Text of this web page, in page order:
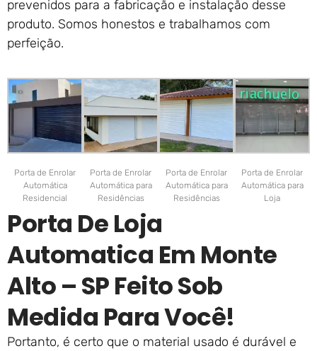
prevenidos para a fabricação e instalação desse
produto. Somos honestos e trabalhamos com
perfeição.
Porta de Enrolar
Automática
Residencial
Porta de Enrolar
Automática para
Residências
Porta de Enrolar
Automática para
Residências
Porta de Enrolar
Automática para
Loja
Porta De Loja
Automatica Em Monte
Alto – SP Feito Sob
Medida Para Você!
Portanto, é certo que o material usado é durável e